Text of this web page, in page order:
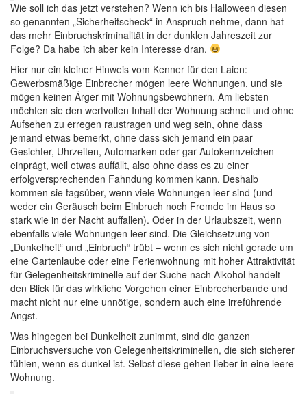
Wie soll ich das jetzt verstehen? Wenn ich bis Halloween diesen
so genannten „Sicherheitscheck“ in Anspruch nehme, dann hat
das mehr Einbruchskriminalität in der dunklen Jahreszeit zur
Folge? Da habe ich aber kein Interesse dran.
Hier nur ein kleiner Hinweis vom Kenner für den Laien:
Gewerbsmäßige Einbrecher mögen leere Wohnungen, und sie
mögen keinen Ärger mit Wohnungsbewohnern. Am liebsten
möchten sie den wertvollen Inhalt der Wohnung schnell und ohne
Aufsehen zu erregen raustragen und weg sein, ohne dass
jemand etwas bemerkt, ohne dass sich jemand ein paar
Gesichter, Uhrzeiten, Automarken oder gar Autokennzeichen
einprägt, weil etwas auffällt, also ohne dass es zu einer
erfolgversprechenden Fahndung kommen kann. Deshalb
kommen sie tagsüber, wenn viele Wohnungen leer sind (und
weder ein Geräusch beim Einbruch noch Fremde im Haus so
stark wie in der Nacht auffallen). Oder in der Urlaubszeit, wenn
ebenfalls viele Wohnungen leer sind. Die Gleichsetzung von
„Dunkelheit“ und „Einbruch“ trübt – wenn es sich nicht gerade um
eine Gartenlaube oder eine Ferienwohnung mit hoher Attraktivität
für Gelegenheitskriminelle auf der Suche nach Alkohol handelt –
den Blick für das wirkliche Vorgehen einer Einbrecherbande und
macht nicht nur eine unnötige, sondern auch eine irreführende
Angst.
Was hingegen bei Dunkelheit zunimmt, sind die ganzen
Einbruchsversuche von Gelegenheitskriminellen, die sich sicherer
fühlen, wenn es dunkel ist. Selbst diese gehen lieber in eine leere
Wohnung.